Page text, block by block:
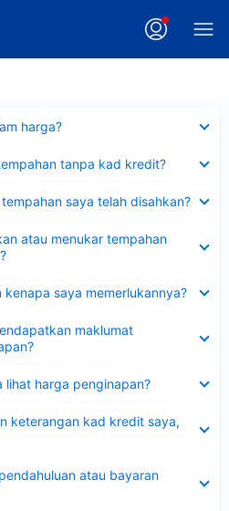
harga?
tanpa kad kredit?
saya telah disahkan?
atau menukar tempahan
saya memerlukannya?
maklumat
lihat harga penginapan?
keterangan kad kredit saya,
atau bayaran